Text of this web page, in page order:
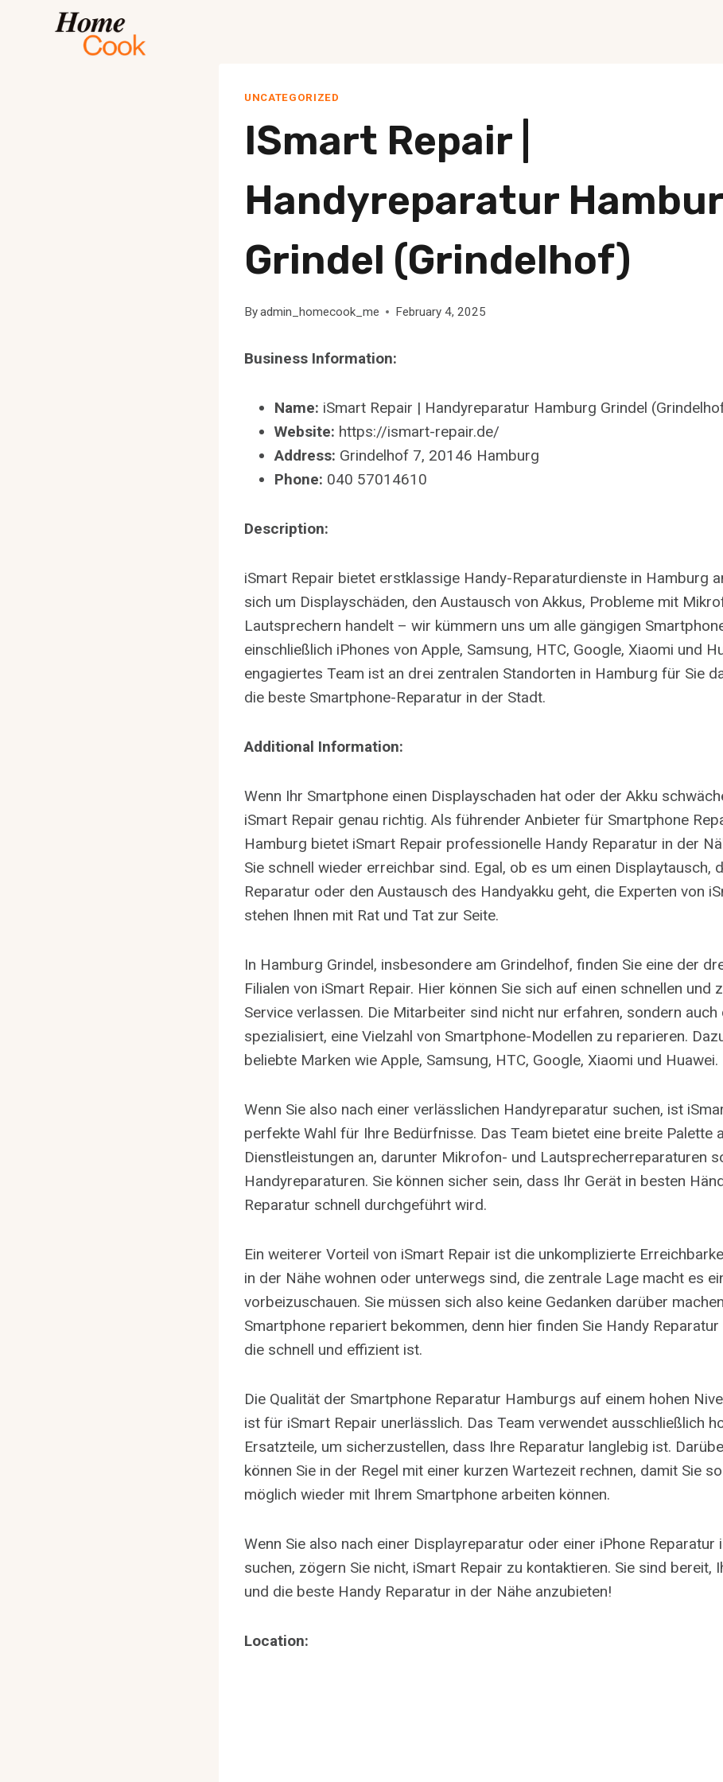
UNCATEGORIZED
ISmart Repair |
Handyreparatur
Grindel (Grindelhof)
Byadmin_homecook_me February 4, 2025
Business Information:
Name: iSmart Repair | Handyreparatur Hamburg Grindel
Website: https://ismart-repair.de/
Address: Grindelhof 7, 20146 Hamburg
Phone: 040 57014610
Description:
iSmart Repair bietet erstklassige Handy-Reparaturdienste in Hamburg
sich um Displayschäden, den Austausch von Akkus, Probleme mit
Lautsprechern handelt – wir kümmern uns um alle gängigen
einschließlich iPhones von Apple, Samsung, HTC, Google, Xiaomi und
engagiertes Team ist an drei zentralen Standorten in Hamburg für Sie
die beste Smartphone-Reparatur in der Stadt.
Additional Information:
Wenn Ihr Smartphone einen Displayschaden hat oder der Akku
iSmart Repair genau richtig. Als führender Anbieter für Smartphone
Hamburg bietet iSmart Repair professionelle Handy Reparatur in der
Sie schnell wieder erreichbar sind. Egal, ob es um einen Displaytausch,
Reparatur oder den Austausch des Handyakku geht, die Experten von
stehen Ihnen mit Rat und Tat zur Seite.
In Hamburg Grindel, insbesondere am Grindelhof, finden Sie eine der
Filialen von iSmart Repair. Hier können Sie sich auf einen schnellen und
Service verlassen. Die Mitarbeiter sind nicht nur erfahren, sondern auch
spezialisiert, eine Vielzahl von Smartphone-Modellen zu reparieren.
beliebte Marken wie Apple, Samsung, HTC, Google, Xiaomi und Huawei.
Wenn Sie also nach einer verlässlichen Handyreparatur suchen, ist
perfekte Wahl für Ihre Bedürfnisse. Das Team bietet eine breite Palette
Dienstleistungen an, darunter Mikrofon- und Lautsprecherreparaturen
Handyreparaturen. Sie können sicher sein, dass Ihr Gerät in besten
Reparatur schnell durchgeführt wird.
Ein weiterer Vorteil von iSmart Repair ist die unkomplizierte
in der Nähe wohnen oder unterwegs sind, die zentrale Lage macht es
vorbeizuschauen. Sie müssen sich also keine Gedanken darüber
Smartphone repariert bekommen, denn hier finden Sie Handy Reparatur
die schnell und effizient ist.
Die Qualität der Smartphone Reparatur Hamburgs auf einem hohen
ist für iSmart Repair unerlässlich. Das Team verwendet ausschließlich
Ersatzteile, um sicherzustellen, dass Ihre Reparatur langlebig ist.
können Sie in der Regel mit einer kurzen Wartezeit rechnen, damit Sie
möglich wieder mit Ihrem Smartphone arbeiten können.
Wenn Sie also nach einer Displayreparatur oder einer iPhone Reparatur
suchen, zögern Sie nicht, iSmart Repair zu kontaktieren. Sie sind bereit,
und die beste Handy Reparatur in der Nähe anzubieten!
Location: